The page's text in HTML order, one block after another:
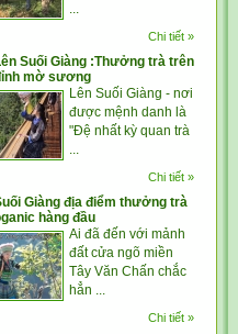
...
Chi tiết »
Suối Giàng :Thưởng trà trên
mờ sương
Lên Suối Giàng - nơi
được mệnh danh là
"Đệ nhất kỳ quan trà
...
Chi tiết »
Giàng địa điểm thưởng trà
hàng đầu
Ai đã đến với mảnh
đất cửa ngõ miền
Tây Văn Chấn chắc
hẳn ...
Chi tiết »